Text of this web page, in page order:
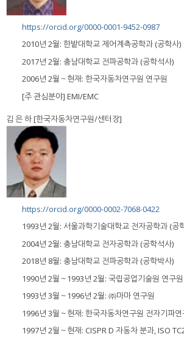
https://orcid.org/0000-0001-9452-0987
2010년 2월: 한밭대학교 제어계측공학과 (공학사)
2017년 2월: 충남대학교 전파공학과 (공학석사)
2006년 2월～현재: 한국자동차연구원 연구원
[주 관심분야] EMI/EMC
김 은 하 [한국자동차연구원/센터장]
https://orcid.org/0000-0002-7068-0422
1993년 2월: 서울과학기술대학교 전자공학과 (공
2004년 2월: 충남대학교 전자공학과 (공학석사)
2018년 8월: 충남대학교 전파공학과 (공학박사)
1990년 2월～1993년 2월: 국립공업기술원 연구원
1993년 3월～1996년 2월: ㈜마마 연구원
1996년 3월～현재: 한국자동차연구원 전자기파
1997년 2월～현재: CISPR D 자동차 분과, ISO